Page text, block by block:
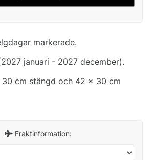
markerade.
januari - 2027 december).
30 cm stängd och 42 x 30 cm
Fraktinformation: